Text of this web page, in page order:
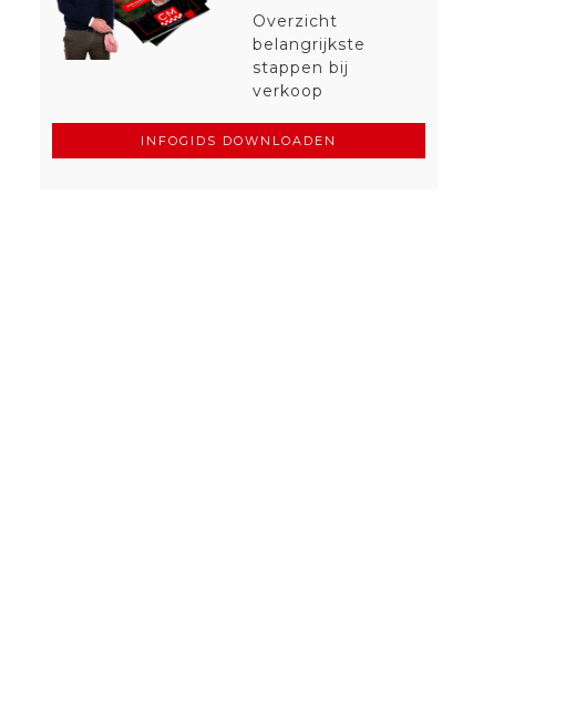
Overzicht
belangrijkste
stappen bij
verkoop
INFOGIDS DOWNLOADEN